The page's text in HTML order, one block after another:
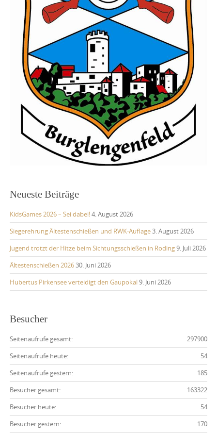
Neueste Beiträge
KidsGames 2026 – Sei dabei!4. August 2026
Siegerehrung Ältestenschießen und RWK-Auflage3. August 2026
Jugend trotzt der Hitze beim Sichtungsschießen in Roding9. Juli 2026
Ältestenschießen 202630. Juni 2026
Hubertus Pirkensee verteidigt den Gaupokal9. Juni 2026
Besucher
297900
Seitenaufrufe gesamt:
54
Seitenaufrufe heute:
185
Seitenaufrufe gestern:
163322
Besucher gesamt:
54
Besucher heute:
170
Besucher gestern: